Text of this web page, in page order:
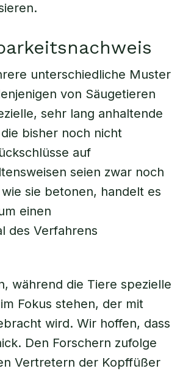
unterschiedliche Muster
von Säugetieren
sehr lang anhaltende
bisher noch nicht
auf
seien zwar noch
sie betonen, handelt es
einen
des Verfahrens
während die Tiere spezielle
Fokus stehen, der mit
wird. Wir hoffen, dass
Den Forschern zufolge
Vertretern der Kopffüßer